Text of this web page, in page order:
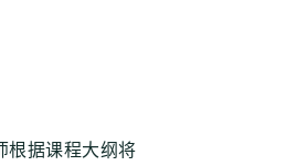
根据课程大纲将